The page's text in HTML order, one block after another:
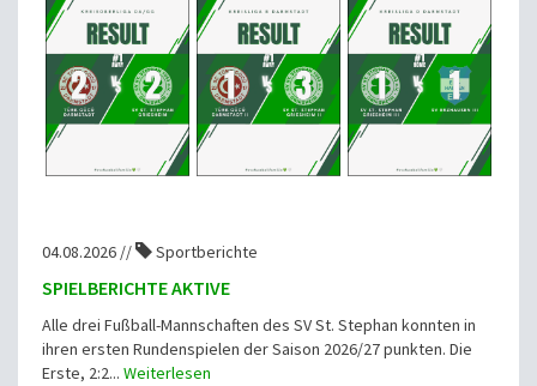
04.08.2026 // Sportberichte
SPIELBERICHTE AKTIVE
Alle drei Fußball-Mannschaften des SV St. Stephan konnten in
ihren ersten Rundenspielen der Saison 2026/27 punkten. Die
Erste, 2:2... Weiterlesen